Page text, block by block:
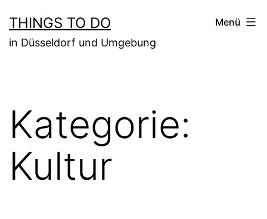
Inhalt
springen
THINGS TO DO
in Düsseldorf und Umgebung
Menü
Kategorie:
Kultur